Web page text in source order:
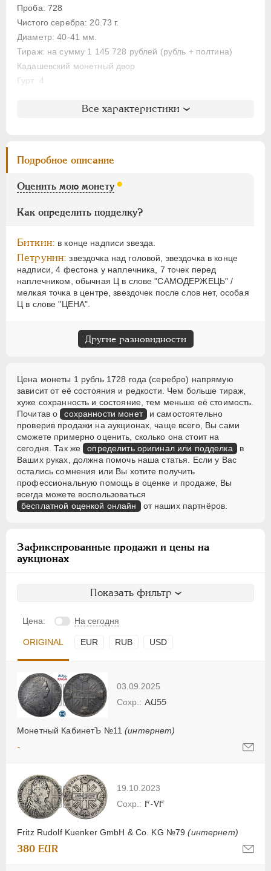
Проба: 728
Чистого серебра: 20.73 г.
Диаметр: 40-41 мм.
Тираж: на сумму 1 145 728 рублей (рубль + полтина)
Кадашевский монетный двор
Гурт: 4
Литература и редкость
Уздеников: 0686 (точка)
Петрунин
Семёнов: 53-287 (R2)
ГМ: 85.T.VII,2
Все характеристики
Подробное описание
Оценить мою монету
Как определить подделку?
Биткин: в конце надписи звезда.
Петрунин: звездочка над головой, звездочка в конце
надписи, 4 фестона у наплечника, 7 точек перед
наплечником, обычная Ц в слове "САМОДЕРЖЕЦЬ" /
мелкая точка в центре, звездочек после слов нет, особая
Ц в слове "ЦЕНА".
Другие разновидности
Цена монеты 1 рубль 1728 года (серебро) напрямую
зависит от её состояния и редкости. Чем больше тираж,
хуже сохранность и состояние, тем меньше её стоимость.
Почитав о сохранности монет и самостоятельно
проверив продажи на аукционах, чаще всего, Вы сами
сможете примерно оценить, сколько она стоит на
сегодня. Так же определить оригинал или подделка в
Ваших руках, должна помочь наша статья. Если у Вас
остались сомнения или Вы хотите получить
профессиональную помощь в оценке и продаже, Вы
всегда можете воспользоваться
бесплатной оценкой онлайн от наших партнёров.
Зафиксированные продажи и цены на
аукционах
Показать фильтр
Цена: На сегодня
ORIGINAL EUR RUB USD
03.09.2025
Монетный КабинетЪ №11(интернет)
AU55
-
19.10.2023
Fritz Rudolf Kuenker GmbH & Co. KG №79(интернет)
F-VF
380 EUR
НИКОЛАЙ I
АЛЕКСАНДР II 1855-1881
АЛЕКСАНДР III 1881-1894
НИКОЛАЙ II 1894-1917
ВРЕМЕННОЕ ПРАВ.
1917-1918